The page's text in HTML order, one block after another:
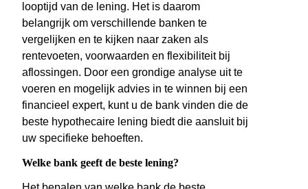
looptijd van de lening. Het is daarom
belangrijk om verschillende banken te
vergelijken en te kijken naar zaken als
rentevoeten, voorwaarden en flexibiliteit bij
aflossingen. Door een grondige analyse uit te
voeren en mogelijk advies in te winnen bij een
financieel expert, kunt u de bank vinden die de
beste hypothecaire lening biedt die aansluit bij
uw specifieke behoeften.
Welke bank geeft de beste lening?